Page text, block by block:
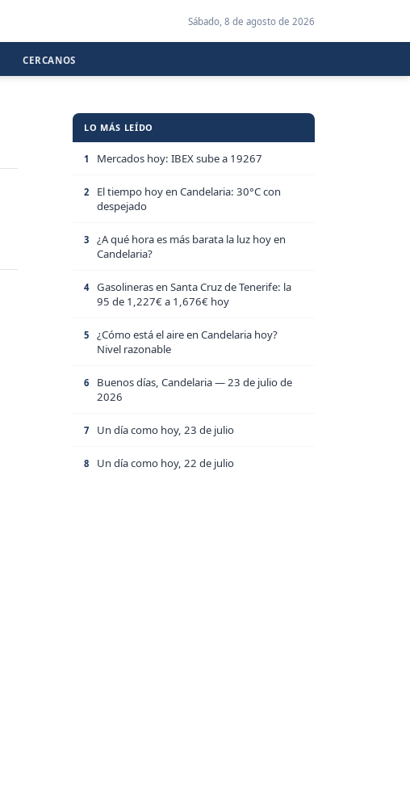
Sábado, 8 de agosto de 2026
CERCANOS
LO MÁS LEÍDO
1 Mercados hoy: IBEX sube a 19267
2
El tiempo hoy en Candelaria: 30°C con
despejado
3
¿A qué hora es más barata la luz hoy en
Candelaria?
4
Gasolineras en Santa Cruz de Tenerife: la
95 de 1,227€ a 1,676€ hoy
5
¿Cómo está el aire en Candelaria hoy?
Nivel razonable
6
Buenos días, Candelaria — 23 de julio de
2026
7 Un día como hoy, 23 de julio
8 Un día como hoy, 22 de julio